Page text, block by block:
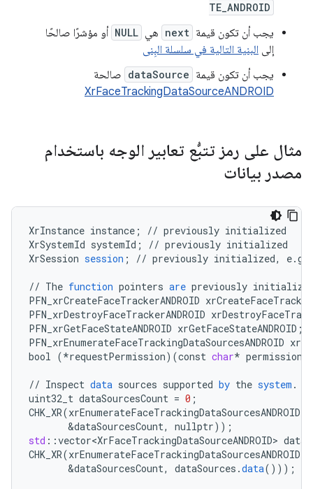
TE_ANDROID
يجب أن تكون قيمة next هي NULL أو مؤشرًا صالحًا
إلى البنية التالية في سلسلة البِنى
يجب أن تكون قيمة dataSource صالحة
XrFaceTrackingDataSourceANDROID
مثال على رمز تتبُّع تعابير الوجه باستخدام
مصدر بيانات
XrInstance instance ; // previously initialized
XrSystemId systemId ; // previously initialized
XrSession session ; // previously initialized, e.g
// The function pointers are previously
PFN_xrCreateFaceTrackerANDROID
PFN_xrDestroyFaceTrackerANDROID
PFN_xrGetFaceStateANDROID xrGetFaceStateANDROID ;
PFN_xrEnumerateFaceTrackingDataSourcesANDROID
bool (*requestPermission)(const char* permission
// Inspect data sources supported by the system .
uint32_t dataSourcesCount = 0 ;
CHK_XR(xrEnumerateFaceTrackingDataSourcesANDROID
&dataSourcesCount, nullptr));
std : :vector<XrFaceTrackingDataSourceANDROID>
CHK_XR(xrEnumerateFaceTrackingDataSourcesANDROID
&dataSourcesCount, dataSources .data()));